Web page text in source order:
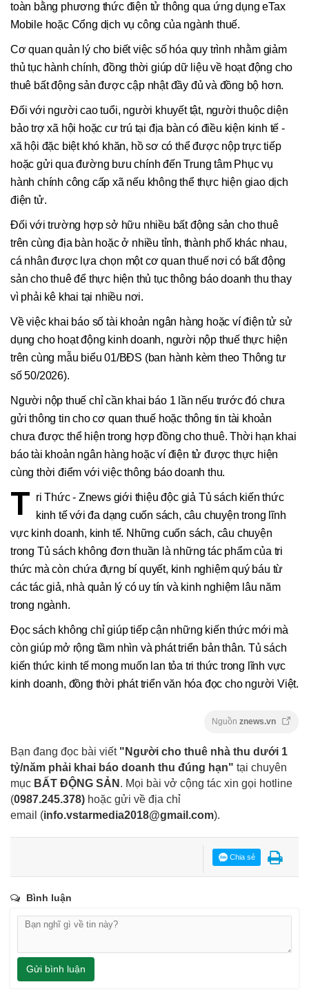
toàn bằng phương thức điện tử thông qua ứng dụng eTax
Mobile hoặc Cổng dịch vụ công của ngành thuế.
Cơ quan quản lý cho biết việc số hóa quy trình nhằm giảm
thủ tục hành chính, đồng thời giúp dữ liệu về hoạt động cho
thuê bất động sản được cập nhật đầy đủ và đồng bộ hơn.
Đối với người cao tuổi, người khuyết tật, người thuộc diện
bảo trợ xã hội hoặc cư trú tại địa bàn có điều kiện kinh tế -
xã hội đặc biệt khó khăn, hồ sơ có thể được nộp trực tiếp
hoặc gửi qua đường bưu chính đến Trung tâm Phục vụ
hành chính công cấp xã nếu không thể thực hiện giao dịch
điện tử.
Đối với trường hợp sở hữu nhiều bất động sản cho thuê
trên cùng địa bàn hoặc ở nhiều tỉnh, thành phố khác nhau,
cá nhân được lựa chọn một cơ quan thuế nơi có bất động
sản cho thuê để thực hiện thủ tục thông báo doanh thu thay
vì phải kê khai tại nhiều nơi.
Về việc khai báo số tài khoản ngân hàng hoặc ví điện tử sử
dụng cho hoạt động kinh doanh, người nộp thuế thực hiện
trên cùng mẫu biểu 01/BĐS (ban hành kèm theo Thông tư
số 50/2026).
Người nộp thuế chỉ cần khai báo 1 lần nếu trước đó chưa
gửi thông tin cho cơ quan thuế hoặc thông tin tài khoản
chưa được thể hiện trong hợp đồng cho thuê. Thời hạn khai
báo tài khoản ngân hàng hoặc ví điện tử được thực hiện
cùng thời điểm với việc thông báo doanh thu.
T ri Thức - Znews giới thiệu độc giả Tủ sách kiến thức
kinh tế với đa dạng cuốn sách, câu chuyện trong lĩnh
vực kinh doanh, kinh tế. Những cuốn sách, câu chuyện
trong Tủ sách không đơn thuần là những tác phẩm của tri
thức mà còn chứa đựng bí quyết, kinh nghiệm quý báu từ
các tác giả, nhà quản lý có uy tín và kinh nghiệm lâu năm
trong ngành.
Đọc sách không chỉ giúp tiếp cận những kiến thức mới mà
còn giúp mở rộng tầm nhìn và phát triển bản thân. Tủ sách
kiến thức kinh tế mong muốn lan tỏa tri thức trong lĩnh vực
kinh doanh, đồng thời phát triển văn hóa đọc cho người Việt.
Nguồn znews.vn
Bạn đang đọc bài viết "Người cho thuê nhà thu dưới 1
tỷ/năm phải khai báo doanh thu đúng hạn" tại chuyên
mục BẤT ĐỘNG SẢN . Mọi bài vở cộng tác xin gọi hotline
(0987.245.378) hoặc gửi về địa chỉ
email (info.vstarmedia2018@gmail.com).
Chia sẻ
Bình luận
Gửi bình luận